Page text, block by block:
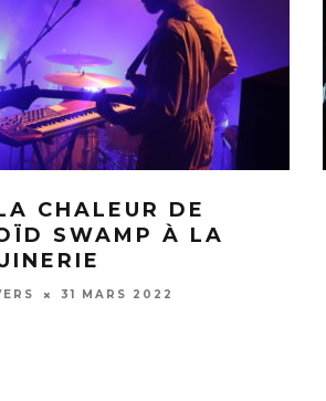
CHALEUR DE
SWAMP À LA
31 MARS 2022